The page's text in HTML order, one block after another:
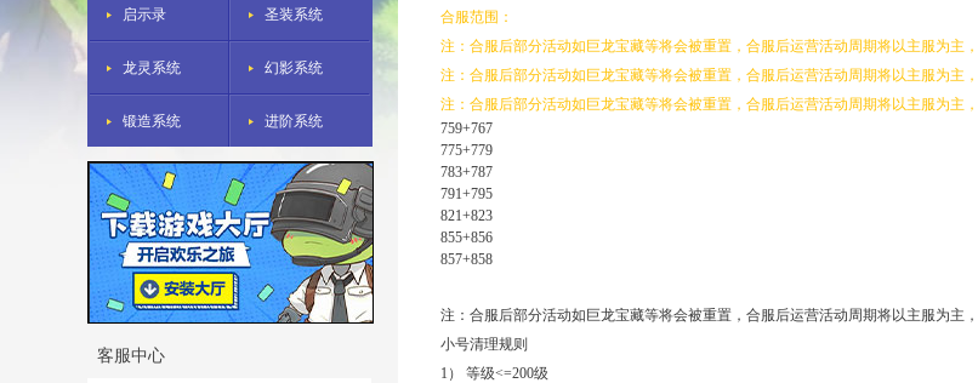
启示录 圣装系统
龙灵系统 幻影系统
锻造系统 进阶系统
客服中心
合服范围：
注：合服后部分活动如巨龙宝藏等将会被重置，合服后运营活动周期将以主服为主，
注：合服后部分活动如巨龙宝藏等将会被重置，合服后运营活动周期将以主服为主，
注：合服后部分活动如巨龙宝藏等将会被重置，合服后运营活动周期将以主服为主，
759+767
775+779
783+787
791+795
821+823
855+856
857+858
注：合服后部分活动如巨龙宝藏等将会被重置，合服后运营活动周期将以主服为主，
小号清理规则
1） 等级<=200级